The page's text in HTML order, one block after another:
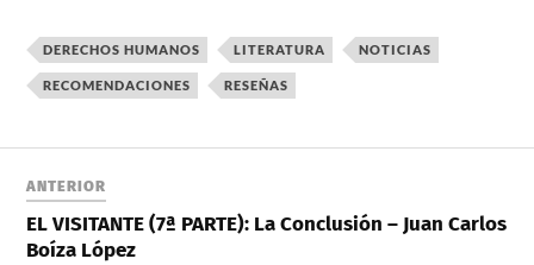
DERECHOS HUMANOS LITERATURA NOTICIAS
RECOMENDACIONES RESEÑAS
ANTERIOR
EL VISITANTE (7ª PARTE): La Conclusión – Juan Carlos
Boíza López